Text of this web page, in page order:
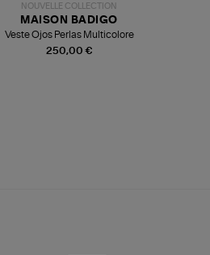
NOUVELLE COLLECTION
250,00 €
MAISON BADIGO
Veste Ojos Perlas Multicolore